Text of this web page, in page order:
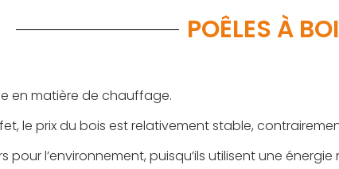
POÊLES À
en matière de chauffage.
le prix du bois est relativement stable,
pour l’environnement, puisqu’ils utilisent une